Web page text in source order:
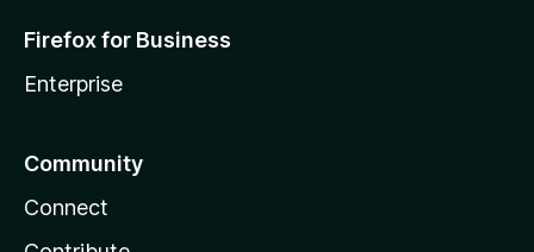
Firefox for Business
Enterprise
Community
Connect